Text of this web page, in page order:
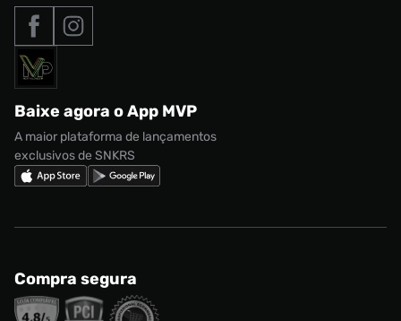
Roupas
Acessórios
Marcas
Nike Air Max
adidas Adi2000
adidas Campus
Nike Shox
Nossas lojas
Termos de uso
Política de privacidade
Regulamento CRM/ CASHBACK
Regulamento Cupom
Tipos de entrega
Formas de Pagamento
Solicite seus dados
Baixe agora o App MVP
A maior plataforma de lançamentos
exclusivos de SNKRS
Compra segura